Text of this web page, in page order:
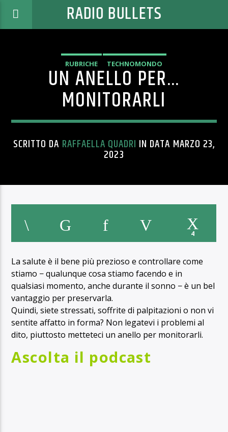
RADIO BULLETS
RUBRICHE TECHNOMONDO
UN ANELLO PER…
MONITORARLI
SCRITTO DA RAFFAELLA QUADRI IN DATA MARZO 23,
2023
4
La salute è il bene più prezioso e controllare come
stiamo − qualunque cosa stiamo facendo e in
qualsiasi momento, anche durante il sonno − è un bel
vantaggio per preservarla.
Quindi, siete stressati, soffrite di palpitazioni o non vi
sentite affatto in forma? Non legatevi i problemi al
dito, piuttosto metteteci un anello per monitorarli.
Ascolta il podcast